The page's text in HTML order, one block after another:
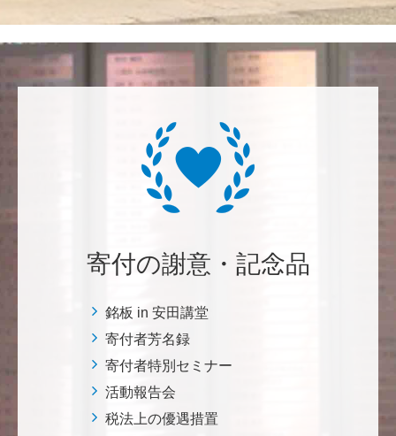
田畑 和樹
対校戦勝利、インカレ優勝目指して頑張ってくださ
い！ <漕艇部>
自身の高齢化とともに、障害のある方の苦労がよく理
解できるようになりました。パンフに出ている「重た
いドアの自動ドア化あるいは開閉しやすい折り戸化」
をはじめとして、身近なことでやらなければならない
です。 <障害のある学生や研究者の活躍応援基金>
恵良 道信
リベラルアーツとしての経済学をさらに発展させて 下
さい。 <経済学研究科・経済学部支援基金>
紺野 邦昭
寄付の謝意・記念品
銘板 in 安田講堂
寄付者芳名録
寄付者特別セミナー
活動報告会
税法上の優遇措置